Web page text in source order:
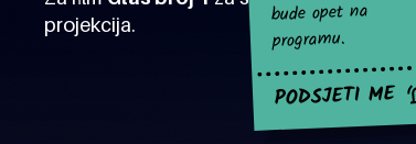
projekcija.
bude opet na
programu.
PODSJETI ME